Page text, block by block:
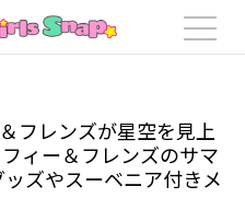
真 60/61】ダッフィー＆フレンズが
フレンズが星空を見上
ィー＆フレンズのサマ
ズやスーベニア付きメ